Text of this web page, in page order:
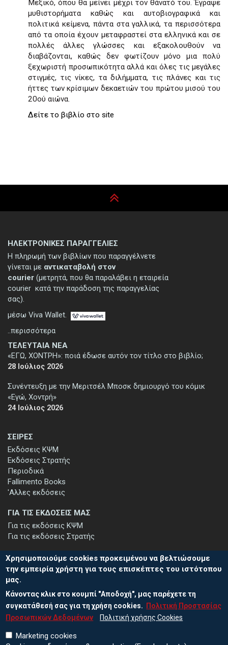
Μεξικό, όπου θα μείνει μέχρι τον θάνατό του. Έγραψε
μυθιστορήματα καθώς και αυτοβιογραφικά και
πολιτικά κείμενα, πάντα στα γαλλικά, τα περισσότερα
από τα οποία έχουν μεταφραστεί στα ελληνικά και σε
πολλές άλλες γλώσσες και εξακολουθούν να
διαβάζονται, καθώς δεν φωτίζουν μόνο μια πολύ
ξεχωριστή προσωπικότητα αλλά και όλες τις μεγάλες
στιγμές, τις νίκες, τα διλήμματα, τις πλάνες και τις
ήττες των κρίσιμων δεκαετιών του πρώτου μισού του
20ού αιώνα.
Δείτε το βιβλίο στο site
ΣΕΙΡΕΣ
Εκδόσεις ΚΨΜ
Εκδόσεις Στρατής
Περιοδικά
Fallimento Books
'Αλλες εκδόσεις
ΤΕΛΕΥΤΑΙΑ ΝΕΑ
«ΕΓΩ, ΧΟΝΤΡΗ»: ποιά έδωσε αυτόν τον τίτλο στο βιβλίο;
28 Ιούλιος 2026
Συνέντευξη με την Μεριτσέλ Μποσκ δημιουργό του κόμικ
«Εγώ, Χοντρή»
24 Ιούλιος 2026
ΓΙΑ ΤΙΣ ΕΚΔΟΣΕΙΣ ΜΑΣ
Για τις εκδόσεις ΚΨΜ
Για τις εκδόσεις Στρατής
ΗΛΕΚΤΡΟΝΙΚΕΣ ΠΑΡΑΓΓΕΛΙΕΣ
Η πληρωμή των βιβλίων που παραγγέλνετε
γίνεται με αντικαταβολή στον
courier (μετρητά, που θα παραλάβει η εταιρεία
courier κατά την παράδοση της παραγγελίας
σας).
μέσω Viva Wallet.
..περισσότερα
ΕΓΓΡΑΦΗ ΣΤΟ ΕΝΗΜΕΡΩΤΙΚΟ ΔΕΛΤΙΟ
Μείνετε ενημερωμένοι για τις νέες εκδόσεις μας και τις εκδηλώσεις
μας - εγγραφείτε στο ενημερωτικό μας δελτίο.
Χρησιμοποιούμε cookies προκειμένου να βελτιώσουμε
την εμπειρία χρήστη για τους επισκέπτες του ιστότοπου
μας.
Κάνοντας κλικ στο κουμπί "Αποδοχή", μας παρέχετε τη
συγκατάθεσή σας για τη χρήση cookies.
Πολιτική Προστασίας
Προσωπικών Δεδομένων
Πολιτική χρήσης Cookies
Marketing cookies